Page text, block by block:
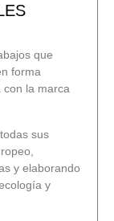
que
forma
con la marca
sus
y elaborando
y